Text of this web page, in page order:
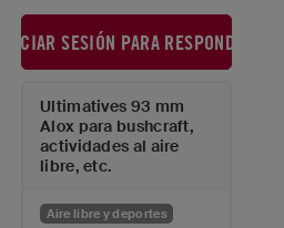
INICIAR SESIÓN PARA RESPONDER
Ultimatives 93 mm
Alox para bushcraft,
actividades al aire
libre, etc.
Aire libre y deportes